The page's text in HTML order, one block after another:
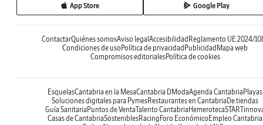
App Store Google Play
ContactarQuiénes somosAviso legal Accesibilidad Reglamento UE 2024/
Condiciones de uso Política de privacidad Publicidad Mapa web
Compromisos editorialesPolítica de cookies
EsquelasCantabria en la MesaCantabria DModaAgenda Cantabria Playas
Soluciones digitales para PymesRestaurantes en Cantabria De tiendas
Guía Sanitaria Puntos de VentaTalento Cantabria Hemeroteca
Casas de CantabriaSosteniblesRacing Foro Económico Empleo Cantabria